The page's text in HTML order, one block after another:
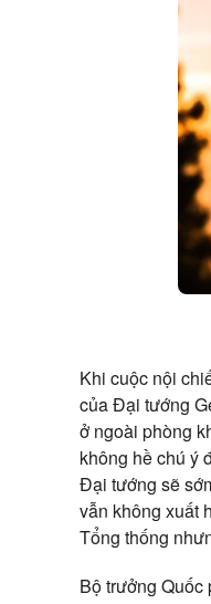
Khi cuộc nội
của Đại tướng
ở ngoài phòng
không hề chú ý
Đại tướng sẽ
vẫn không xuất
Tổng thống
Bộ trưởng Quốc